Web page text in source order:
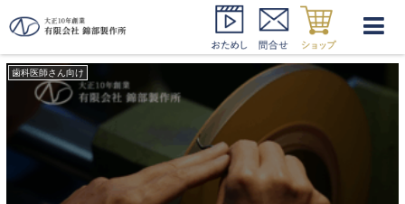
超音波スケーラー 価格 比較
歯科医師さん向け